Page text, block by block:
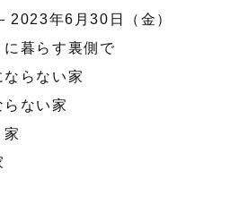
年6月30日（金）
暮らす裏側で
らない家
ない家